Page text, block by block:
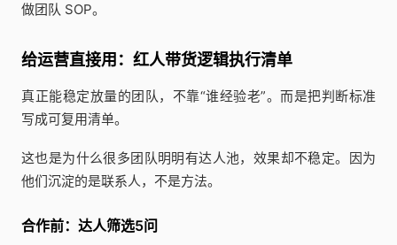
做团队 SOP。
给运营直接用：红人带货逻辑执行清单
真正能稳定放量的团队，不靠“谁经验老”。而是把判断标准
写成可复用清单。
这也是为什么很多团队明明有达人池，效果却不稳定。因为
他们沉淀的是联系人，不是方法。
合作前：达人筛选5问